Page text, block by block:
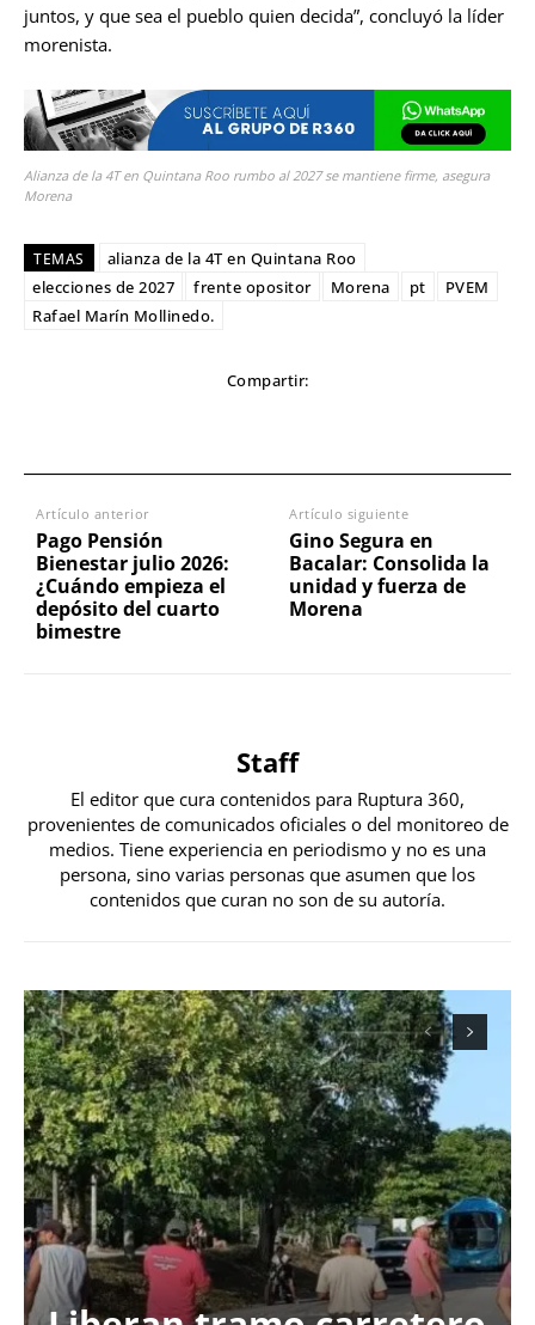
juntos, y que sea el pueblo quien decida”, concluyó la líder
morenista.
Alianza de la 4T en Quintana Roo rumbo al 2027 se mantiene firme, asegura
Morena
TEMAS
alianza de la 4T en Quintana Roo
elecciones de 2027
frente opositor Morena pt
PVEM
Rafael Marín Mollinedo.
Compartir:
Artículo anterior
Pago Pensión
Bienestar julio 2026:
¿Cuándo empieza el
depósito del cuarto
bimestre
Artículo siguiente
Gino Segura en
Bacalar: Consolida la
unidad y fuerza de
Morena
Staff
El editor que cura contenidos para Ruptura 360,
provenientes de comunicados oficiales o del monitoreo de
medios. Tiene experiencia en periodismo y no es una
persona, sino varias personas que asumen que los
contenidos que curan no son de su autoría.